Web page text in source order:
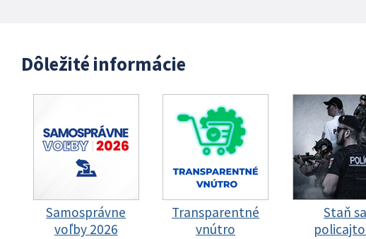
Dôležité informácie
Samosprávne
voľby 2026
Transparentné
vnútro
Staň sa